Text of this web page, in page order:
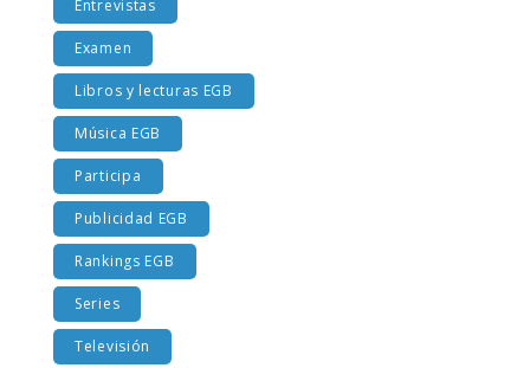
Entrevistas
Examen
Libros y lecturas EGB
Música EGB
Participa
Publicidad EGB
Rankings EGB
Series
Televisión